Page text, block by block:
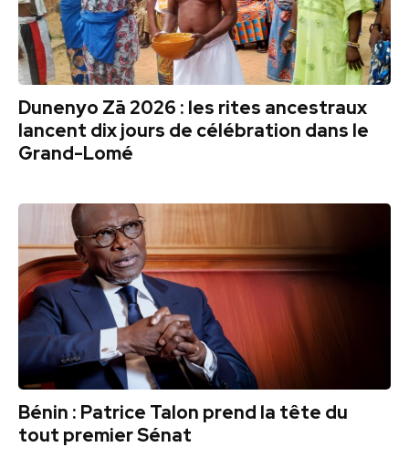
Dunenyo Zā 2026 : les rites ancestraux
lancent dix jours de célébration dans le
Grand-Lomé
Bénin : Patrice Talon prend la tête du
tout premier Sénat